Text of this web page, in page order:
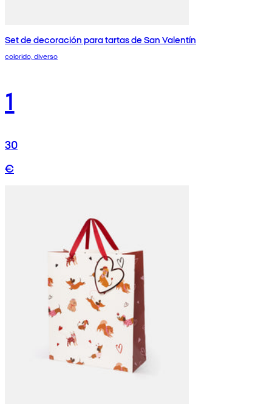
Set de decoración para tartas de San Valentín
colorido, diverso
1
30
€